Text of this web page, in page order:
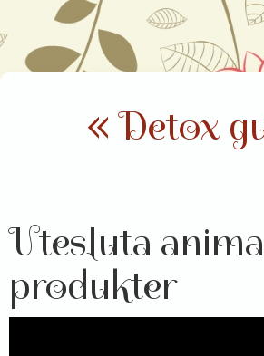
« Detox
Utesluta
produkter